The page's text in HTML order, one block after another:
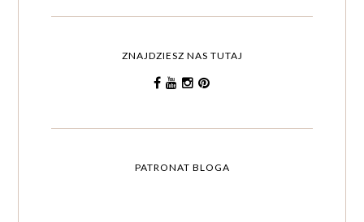
ZNAJDZIESZ NAS TUTAJ
PATRONAT BLOGA